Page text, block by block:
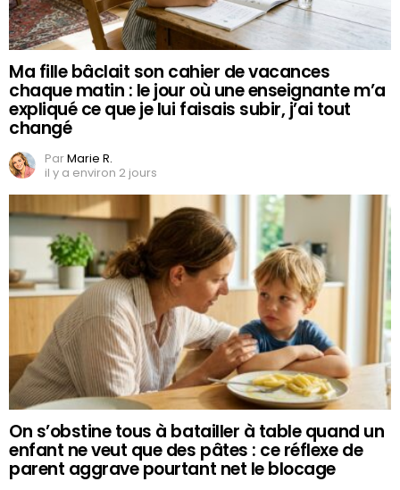
Ma fille bâclait son cahier de vacances
chaque matin : le jour où une enseignante m’a
expliqué ce que je lui faisais subir, j’ai tout
changé
ParMarie R.
il y a environ 2 jours
On s’obstine tous à batailler à table quand un
enfant ne veut que des pâtes : ce réflexe de
parent aggrave pourtant net le blocage